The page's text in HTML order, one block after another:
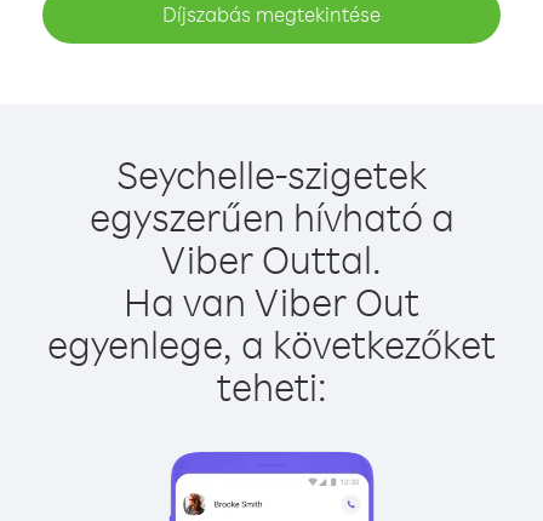
Díjszabás megtekintése
Seychelle-szigetek
egyszerűen hívható a
Viber Outtal.
Ha van Viber Out
egyenlege, a következőket
teheti: